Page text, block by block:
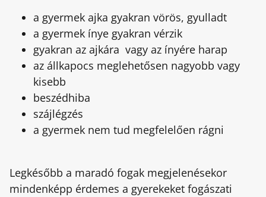
a gyermek ajka gyakran vörös, gyulladt
a gyermek ínye gyakran vérzik
gyakran az ajkára vagy az ínyére harap
az állkapocs meglehetősen nagyobb vagy
kisebb
beszédhiba
szájlégzés
a gyermek nem tud megfelelően rágni
Legkésőbb a maradó fogak megjelenésekor
mindenképp érdemes a gyerekeket fogászati